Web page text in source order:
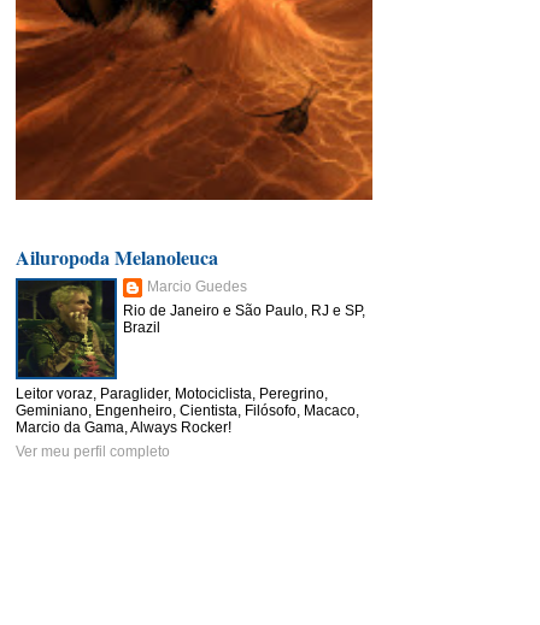
Ailuropoda Melanoleuca
Marcio Guedes
Rio de Janeiro e São Paulo, RJ e SP,
Brazil
Leitor voraz, Paraglider, Motociclista, Peregrino,
Geminiano, Engenheiro, Cientista, Filósofo, Macaco,
Marcio da Gama, Always Rocker!
Ver meu perfil completo